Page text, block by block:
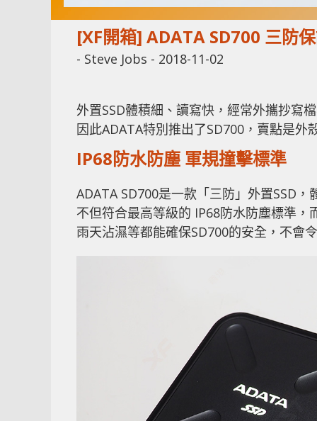
[XF開箱] ADATA SD700 三防
- Steve Jobs - 2018-11-02
外置SSD體積細、讀寫快，經常外攜抄寫
因此ADATA特別推出了SD700，賣點是
IP68防水防塵 軍規撞擊標準
ADATA SD700是一款「三防」外置SSD
不但符合最高等級的 IP68防水防塵標準
雨天沾濕等都能確保SD700的安全，不會